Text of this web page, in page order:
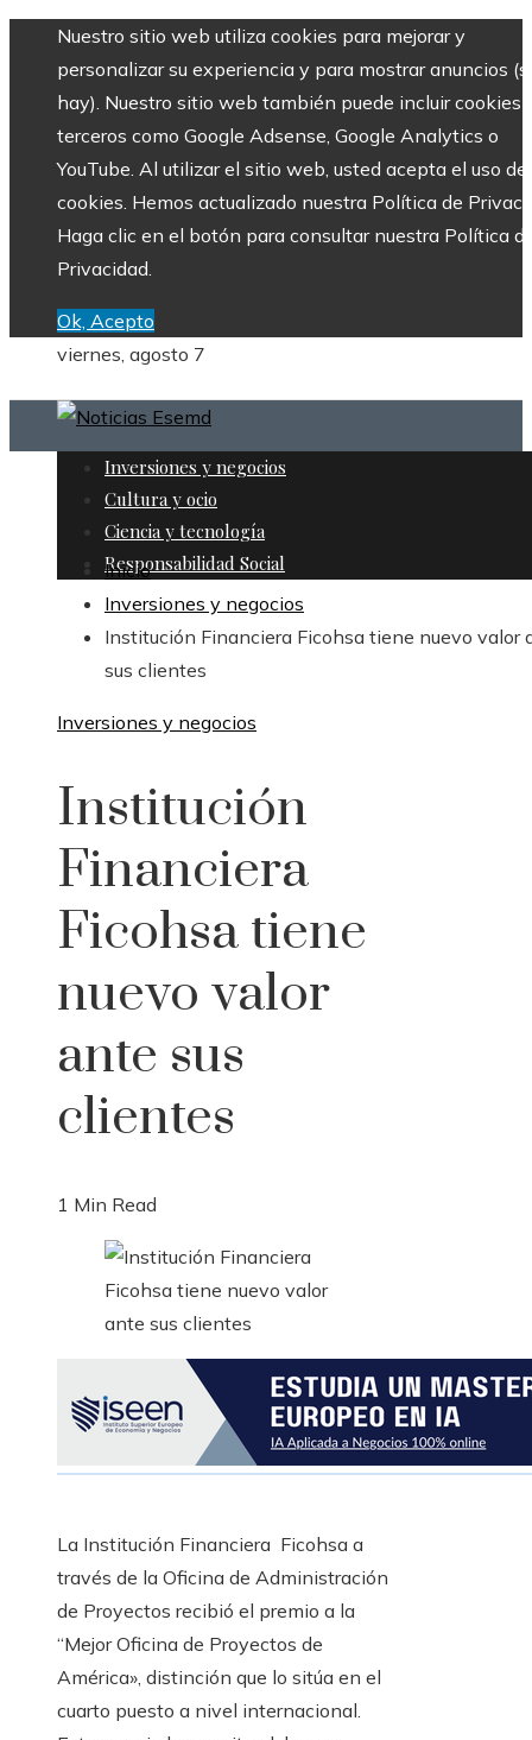
Nuestro sitio web utiliza cookies para mejorar y
personalizar su experiencia y para mostrar anuncios
hay). Nuestro sitio web también puede incluir cookies
terceros como Google Adsense, Google Analytics o
YouTube. Al utilizar el sitio web, usted acepta el uso de
cookies. Hemos actualizado nuestra Política de
Haga clic en el botón para consultar nuestra Política
Privacidad.
Ok, Acepto
viernes, agosto 7
Inversiones y negocios
Cultura y ocio
Ciencia y tecnología
Responsabilidad Social
Inicio
Inversiones y negocios
Institución Financiera Ficohsa tiene nuevo valor
sus clientes
Inversiones y negocios
Institución
Financiera
Ficohsa tiene
nuevo valor
ante sus
clientes
1 Min Read
La Institución Financiera Ficohsa a
través de la Oficina de Administración
de Proyectos recibió el premio a la
“Mejor Oficina de Proyectos de
América», distinción que lo sitúa en el
cuarto puesto a nivel internacional.